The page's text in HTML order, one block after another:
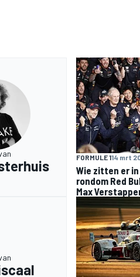
FORMULE 114 mrt
Wie zitten er
rondom Red
Max